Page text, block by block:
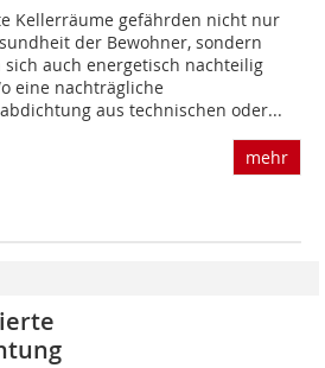
Kellerräume gefährden nicht nur
der Bewohner, sondern
sich auch energetisch nachteilig
eine nachträgliche
aus technischen oder...
mehr